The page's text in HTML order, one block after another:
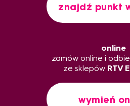
znajdź punkt
online
zamów online i
ze sklepów RTV
wymień